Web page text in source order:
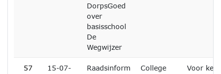
DorpsGoed
over
basisschool
De
Wegwijzer
57 15-07- Raadsinform College Voor